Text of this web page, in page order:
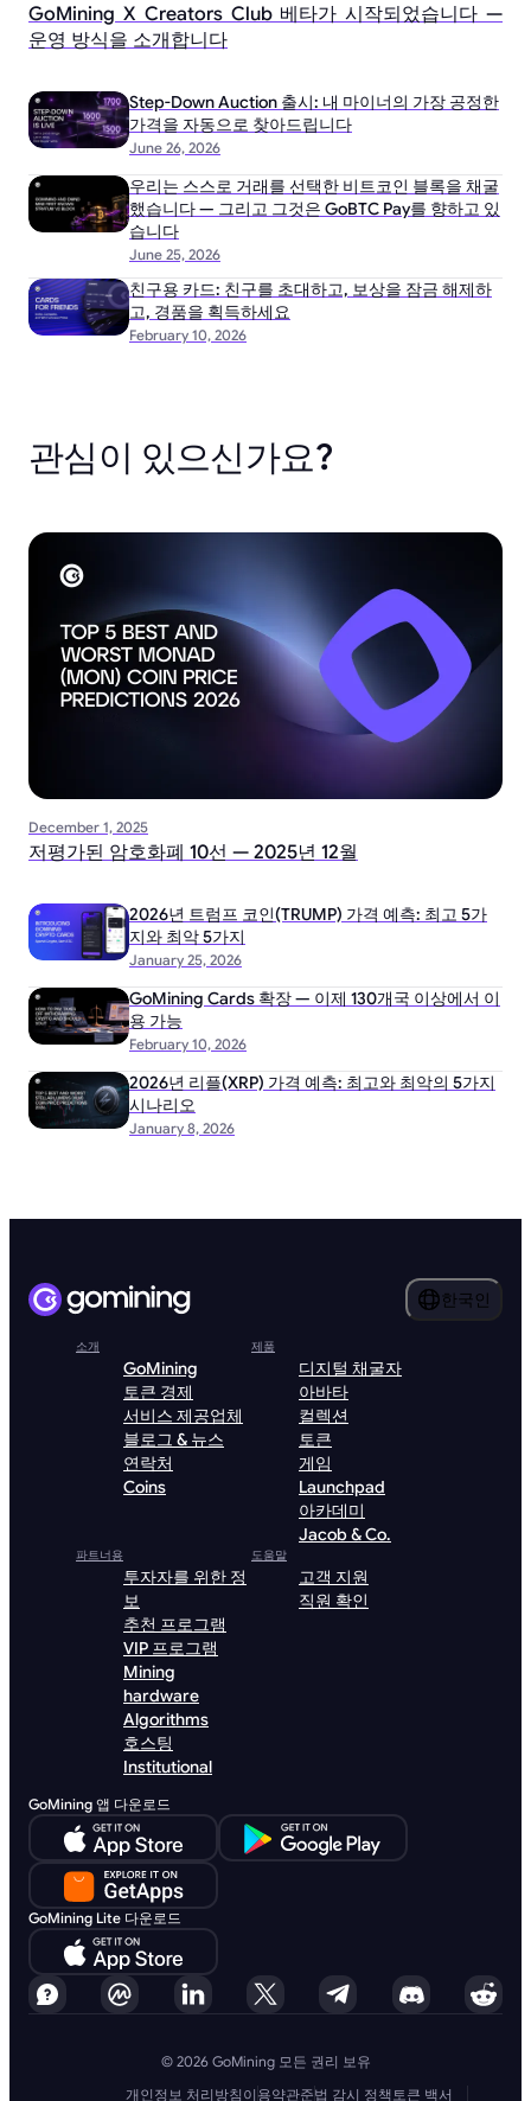
GoMining X Creators Club 베타가 시작되었습니다 —
운영 방식을 소개합니다
June 26, 2026
Step-Down Auction 출시: 내 마이너의 가장 공정한
가격을 자동으로 찾아드립니다
June 25, 2026
우리는 스스로 거래를 선택한 비트코인 블록을 채굴
했습니다 — 그리고 그것은 GoBTC Pay를 향하고 있
습니다
February 10, 2026
친구용 카드: 친구를 초대하고, 보상을 잠금 해제하
고, 경품을 획득하세요
관심이 있으신가요?
December 1, 2025
저평가된 암호화폐 10선 — 2025년 12월
January 25, 2026
2026년 트럼프 코인(TRUMP) 가격 예측: 최고 5가
지와 최악 5가지
February 10, 2026
GoMining Cards 확장 — 이제 130개국 이상에서 이
용 가능
January 8, 2026
2026년 리플(XRP) 가격 예측: 최고와 최악의 5가지
시나리오
한국인
소개
GoMining
토큰 경제
서비스 제공업체
블로그 & 뉴스
연락처
Coins
제품
디지털 채굴자
아바타
컬렉션
토큰
게임
Launchpad
아카데미
Jacob & Co.
파트너용
투자자를 위한 정
보
추천 프로그램
VIP 프로그램
Mining
hardware
Algorithms
호스팅
Institutional
도움말
고객 지원
직원 확인
GoMining 앱 다운로드
GoMining Lite 다운로드
© 2026 GoMining 모든 권리 보유
개인정보 처리방침 이용약관준법 감시 정책토큰 백서